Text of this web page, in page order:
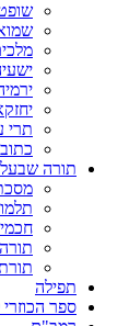
תרי
תורה
תפילה
ספר הכוזרי